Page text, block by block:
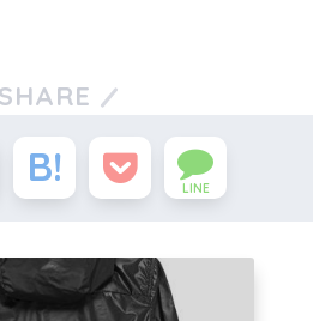
SHARE
LINE